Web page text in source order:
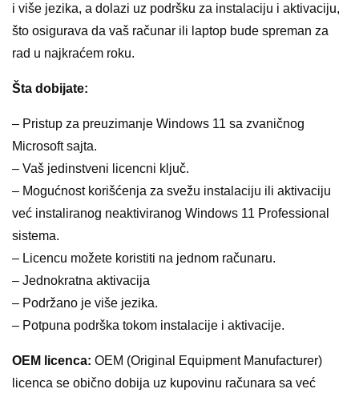
i više jezika, a dolazi uz podršku za instalaciju i aktivaciju,
što osigurava da vaš računar ili laptop bude spreman za
rad u najkraćem roku.
Šta dobijate:
– Pristup za preuzimanje Windows 11 sa zvaničnog
Microsoft sajta.
– Vaš jedinstveni licencni ključ.
– Mogućnost korišćenja za svežu instalaciju ili aktivaciju
već instaliranog neaktiviranog Windows 11 Professional
sistema.
– Licencu možete koristiti na jednom računaru.
– Jednokratna aktivacija
– Podržano je više jezika.
– Potpuna podrška tokom instalacije i aktivacije.
OEM licenca: OEM (Original Equipment Manufacturer)
licenca se obično dobija uz kupovinu računara sa već